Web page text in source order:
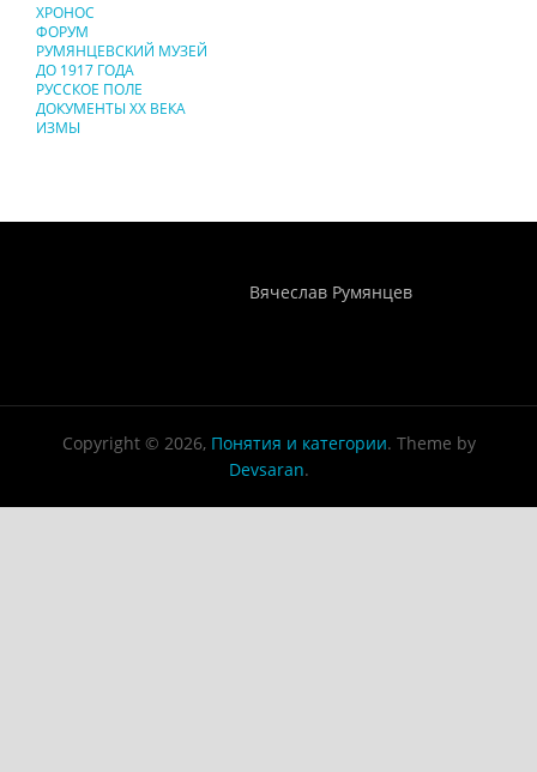
ХРОНОС
ФОРУМ
РУМЯНЦЕВСКИЙ МУЗЕЙ
ДО 1917 ГОДА
РУССКОЕ ПОЛЕ
ДОКУМЕНТЫ XX ВЕКА
ИЗМЫ
Вячеслав Румянцев
Copyright © 2026, Понятия и категории. Theme by
Devsaran.